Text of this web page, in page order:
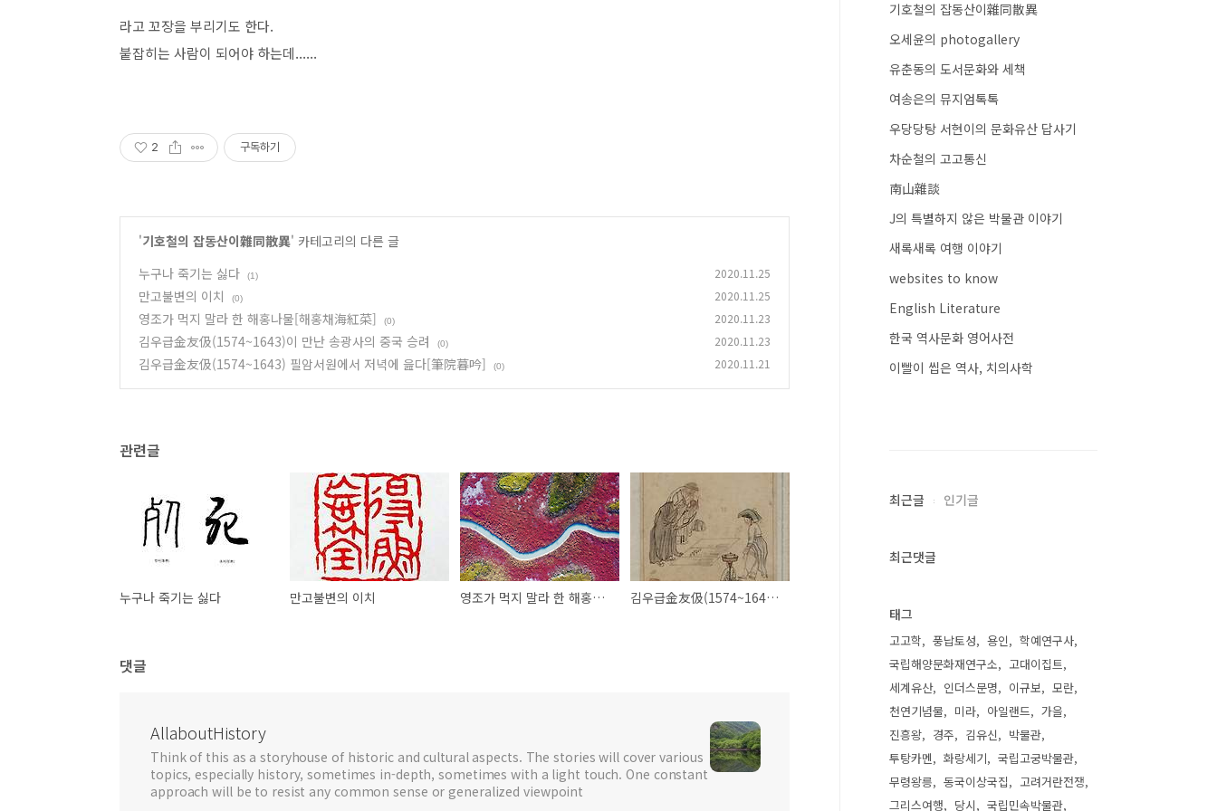
라고 꼬장을 부리기도 한다.
붙잡히는 사람이 되어야 하는데......
2 구독하기
'기호철의 잡동산이雜同散異' 카테고리의 다른 글
누구나 죽기는 싫다
(1) 2020.11.25
만고불변의 이치 (0) 2020.11.25
영조가 먹지 말라 한 해홍나물[해홍채海紅菜] (0) 2020.11.23
김우급金友伋(1574~1643)이 만난 송광사의 중국 승려 (0) 2020.11.23
김우급金友伋(1574~1643) 필암서원에서 저녁에 읊다[筆院暮吟] (0) 2020.11.21
관련글
누구나 죽기는 싫다 만고불변의 이치 영조가 먹지 말라 한 해홍나물[해홍채海紅菜] 김우급金友伋(1574~1643)이 만난 송광사의 중국 승려
댓글
AllaboutHistory
Think of this as a storyhouse of historic and cultural aspects. The stories will cover various
topics, especially history, sometimes in-depth, sometimes with a light touch. One constant
approach will be to resist any common sense or generalized viewpoint
기호철의 잡동산이雜同散異
오세윤의 photogallery
유춘동의 도서문화와 세책
여송은의 뮤지엄톡톡
우당당탕 서현이의 문화유산 답사기
차순철의 고고통신
南山雜談
J의 특별하지 않은 박물관 이야기
새록새록 여행 이야기
websites to know
English Literature
한국 역사문화 영어사전
이빨이 씹은 역사, 치의사학
최근글 인기글
최근댓글
태그
고고학 풍납토성 용인
학예연구사
국립해양문화재연구소
고대이집트
세계유산
인더스문명 이규보
모란
천연기념물
미라 아일랜드
가을
진흥왕
경주 김유신
박물관
투탕카멘
화랑세기
국립고궁박물관
무령왕릉
동국이상국집
고려거란전쟁
그리스여행
당시 국립민속박물관